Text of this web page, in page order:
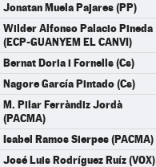
Jonatan Muela Pajares (PP)
Wilder Alfonso Palacio Pineda
(ECP-GUANYEM EL CANVI)
Bernat Doria i Fornells (Cs)
Nagore García Pintado (Cs)
M. Pilar Ferràndiz Jordà
(PACMA)
Isabel Ramos Sierpes (PACMA)
José Luis Rodríguez Ruíz (VOX)